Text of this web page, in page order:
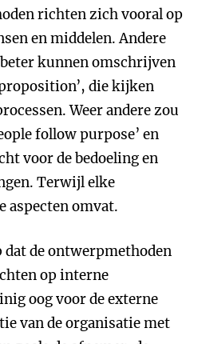
richten zich vooral op
en middelen. Andere
kunnen omschrijven
die kijken
Weer andere zou
follow purpose’ en
voor de bedoeling en
Terwijl elke
aspecten omvat.
dat de ontwerpmethoden
op interne
oog voor de externe
van de organisatie met